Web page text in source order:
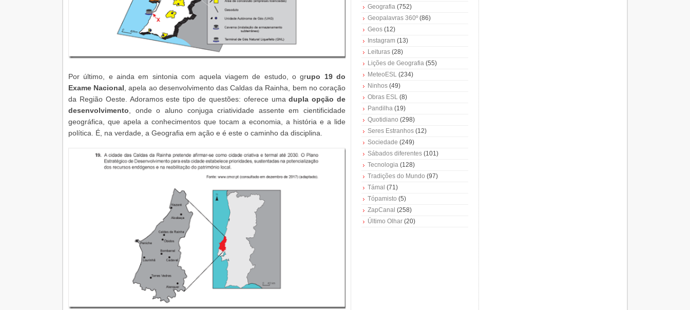
Por último, e ainda em sintonia com aquela viagem de estudo, o grupo 19 do
Exame Nacional , apela ao desenvolvimento das Caldas da Rainha, bem no coração
da Região Oeste. Adoramos este tipo de questões: oferece umadupla opção de
desenvolvimento , onde o aluno conjuga criatividade assente em cientificidade
geográfica, que apela a conhecimentos que tocam a economia, a história e a lide
política. É, na verdade, a Geografia em ação e é este o caminho da disciplina.
Geografia (752)
Geopalavras 360º (86)
Geos (12)
Instagram (13)
Leituras (28)
Lições de Geografia (55)
MeteoESL (234)
Ninhos (49)
Obras ESL (8)
Pandilha (19)
Quotidiano (298)
Seres Estranhos (12)
Sociedade (249)
Sábados diferentes (101)
Tecnologia (128)
Tradições do Mundo (97)
Támal (71)
Tópamisto (5)
ZapCanal (258)
Último Olhar (20)